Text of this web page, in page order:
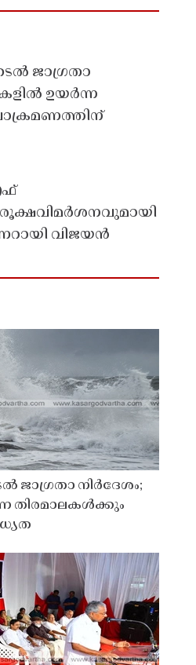
ജാഗ്രതാ
ഉയർന്ന
വിജയൻ
ജാഗ്രതാ നിർദേശം;
തിരമാലകൾക്കും